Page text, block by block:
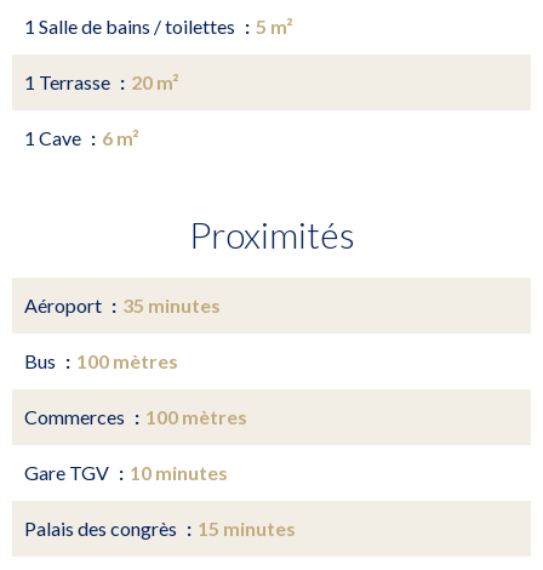
1 Salle de bains / toilettes 5 m²
1 Terrasse 20 m²
1 Cave 6 m²
Proximités
Aéroport 35 minutes
Bus 100 mètres
Commerces 100 mètres
Gare TGV 10 minutes
Palais des congrès 15 minutes